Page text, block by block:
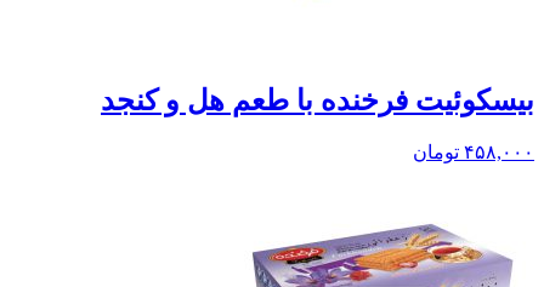
بيسکوئيت فرخنده با طعم هل و کنجد
۴۵۸,۰۰۰ تومان